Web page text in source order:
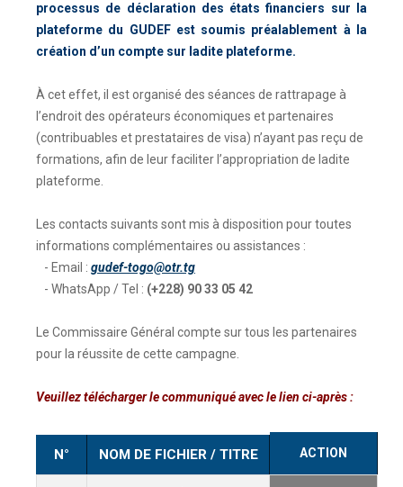
processus de déclaration des états financiers sur la
plateforme du GUDEF est soumis préalablement à la
création d’un compte sur ladite plateforme.
À cet effet, il est organisé des séances de rattrapage à
l’endroit des opérateurs économiques et partenaires
(contribuables et prestataires de visa) n’ayant pas reçu de
formations, afin de leur faciliter l’appropriation de ladite
plateforme.
Les contacts suivants sont mis à disposition pour toutes
informations complémentaires ou assistances :
- Email : gudef-togo@otr.tg
- WhatsApp / Tel : (+228) 90 33 05 42
Le Commissaire Général compte sur tous les partenaires
pour la réussite de cette campagne.
Veuillez télécharger le communiqué avec le lien ci-après :
N° NOM DE FICHIER / TITRE ACTION